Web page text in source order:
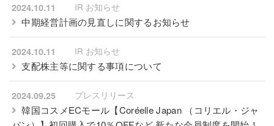
2024.10.11 IR お知らせ
中期経営計画の見直しに関するお知らせ
2024.10.11 IR お知らせ
支配株主等に関する事項について
2024.09.25 プレスリリース
韓国コスメECモール【Coréelle Japan （コリエル・ジャ